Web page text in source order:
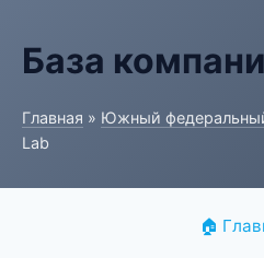
База
Главная » Южный
Lab
🏠